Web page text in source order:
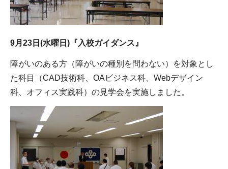
9月23日(水曜日)『入校ガイダンス』
障がいのある方（障がいの種別を問わない）を対象とし
た科目（CAD技術科、OAビジネス科、Webデザイン
科、オフィス実践科）の見学会を実施しました。